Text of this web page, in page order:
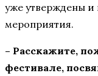
уже утверждены и
мероприятия.
– Расскажите,
фестивале,